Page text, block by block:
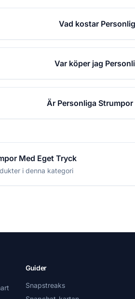
Vad kostar
Var köper jag
Är Personliga
Med Eget Tryck
i denna kategori
Guider
Snapstreaks